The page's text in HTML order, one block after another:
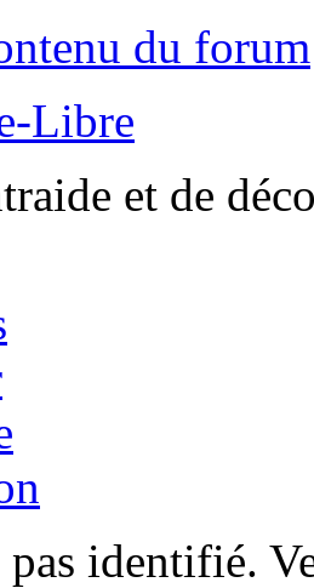
du forum
Libre
et de
pas identifié.